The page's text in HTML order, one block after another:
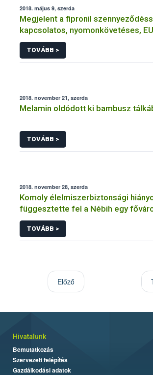
2018. május 9, szerda
Megjelent a fipronil
kapcsolatos, nyomonkövetéses,
monitoring-vizsgálat eredménye
TOVÁBB >
2018. november 21, szerda
Melamin oldódott ki bambusz
TOVÁBB >
2018. november 28, szerda
Komoly élelmiszerbiztonsági
függesztette fel a Nébih egy
cukrászüzem működését
TOVÁBB >
Előző
Hivatalunk
Bemutatkozás
Szervezeti felépítés
Gazdálkodási adatok